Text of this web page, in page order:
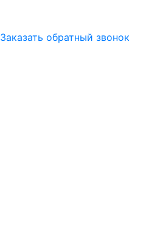
Заказать обратный звонок